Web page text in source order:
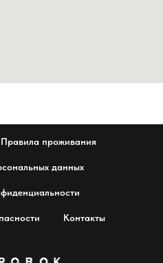
Правила проживания
данных
Контакты